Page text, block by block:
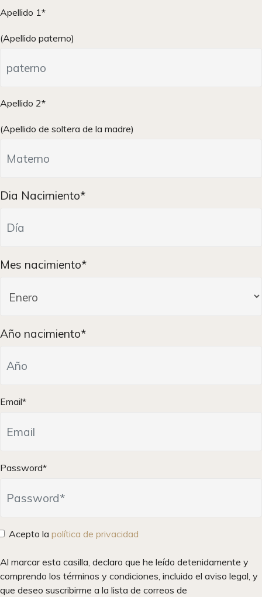
Apellido 1*
(Apellido paterno)
Apellido 2*
(Apellido de soltera de la madre)
Dia Nacimiento*
Mes nacimiento*
Año nacimiento*
Email*
Password*
Acepto la política de privacidad
Al marcar esta casilla, declaro que he leído detenidamente y
comprendo los términos y condiciones, incluido el aviso legal, y
que deseo suscribirme a la lista de correos de